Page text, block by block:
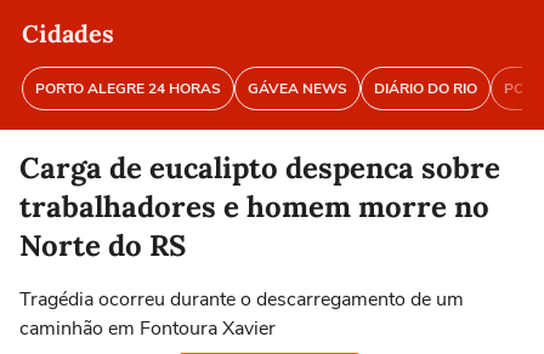
Cidades
PORTO ALEGRE 24 HORAS GÁVEA NEWS DIÁRIO DO RIO
Carga de eucalipto despenca sobre
trabalhadores e homem morre no
Norte do RS
Tragédia ocorreu durante o descarregamento de um
caminhão em Fontoura Xavier